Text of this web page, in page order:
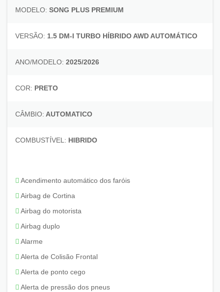
MODELO: SONG PLUS PREMIUM
VERSÃO: 1.5 DM-I TURBO HÍBRIDO AWD AUTOMÁTICO
ANO/MODELO: 2025/2026
COR: PRETO
CÂMBIO: AUTOMATICO
COMBUSTÍVEL: HIBRIDO
Acendimento automático dos faróis
Airbag de Cortina
Airbag do motorista
Airbag duplo
Alarme
Alerta de Colisão Frontal
Alerta de ponto cego
Alerta de pressão dos pneus